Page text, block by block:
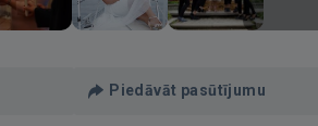
Piedāvāt pasūtījumu